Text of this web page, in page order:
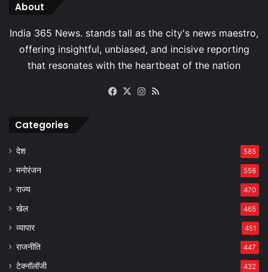
About
Facebook
X Instagram
Categories
देश 585
मनोरंजन 556
राज्य 470
खेल 465
व्यापार 451
राजनीति 447
टेक्नॉलॉजी 432